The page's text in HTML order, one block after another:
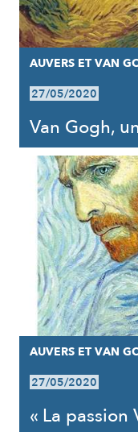
AUVERS ET VAN
27/05/2020
Van Gogh,
AUVERS ET VAN
27/05/2020
« La passion